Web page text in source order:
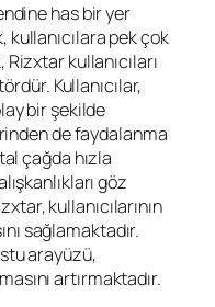
has bir yer
pek çok
kullanıcıları
Kullanıcılar,
bir şekilde
de faydalanma
çağda hızla
göz
kullanıcılarının
sağlamaktadır.
arayüzü,
artırmaktadır.